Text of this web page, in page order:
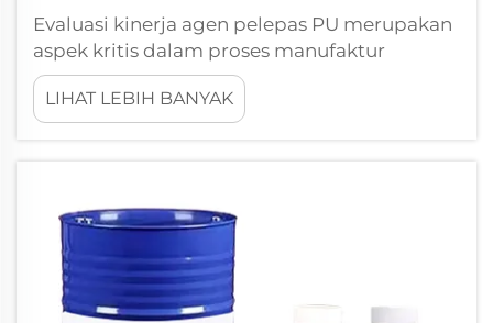
Evaluasi kinerja agen pelepas PU merupakan
aspek kritis dalam proses manufaktur
poliuretan, yang secara langsung
memengaruhi kualitas produk, efisiensi
produksi, dan biaya operasional. Formula
LIHAT LEBIH BANYAK